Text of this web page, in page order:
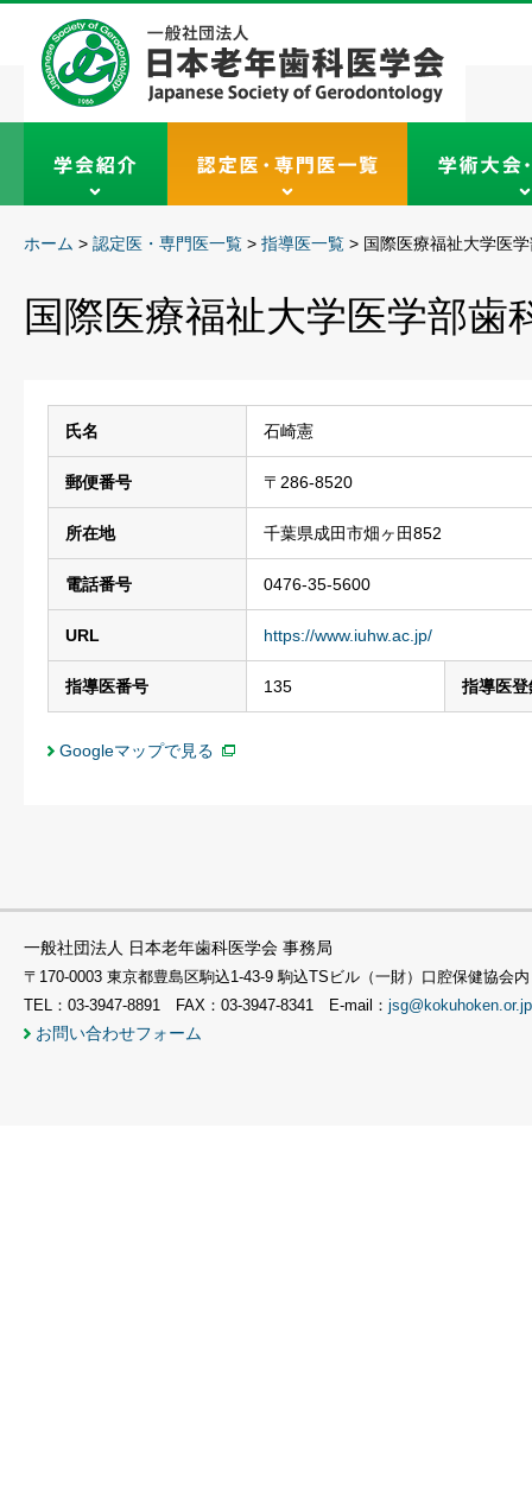
ホーム > 認定医・専門医一覧 > 指導医一覧 > 国際医療福祉大学医
国際医療福祉大学医学部歯
氏名 石崎憲
郵便番号 〒286-8520
所在地 千葉県成田市畑ヶ田852
電話番号 0476-35-5600
URL https://www.iuhw.ac.jp/
指導医番号 135 指導医登
Googleマップで見る
一般社団法人 日本老年歯科医学会 事務局
〒170-0003 東京都豊島区駒込1-43-9 駒込TSビル（一財）口腔保健協会内
TEL：03-3947-8891 FAX：03-3947-8341 E-mail： jsg@kokuhoken.or.jp
お問い合わせフォーム